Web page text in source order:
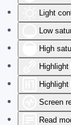
Light
Low
High
Highlight
Highlight
Screen
Read